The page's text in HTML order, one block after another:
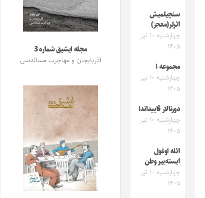
سئچیلمیش
اثرلر(معجز)
چهارشنبه ۱۰ تیر
۱۴۰۵
مجموعه ۱
چهارشنبه ۱۰ تیر
۱۴۰۵
دورنالار قاییداندا
چهارشنبه ۱۰ تیر
۱۴۰۵
ائله اوغول
ایسته‌ییر وطن
چهارشنبه ۱۰ تیر
۱۴۰۵
مجله ایشیق شماره 3
آذربایجان و مهاجرت مساله‌سی